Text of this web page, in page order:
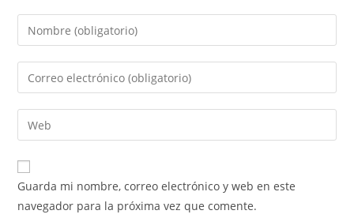
Introduce
tu
nombre
de
usuario
para
comentar
Introduce
tu
dirección
de
electrónico
para
comentar
Introduce
la
URL
de
Guarda mi nombre, correo electrónico y web en este
navegador para la próxima vez que comente.